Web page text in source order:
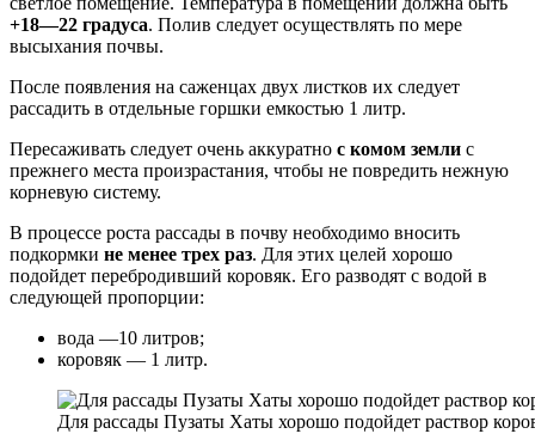
+18—22 градуса. Полив следует осуществлять по мере
высыхания почвы.
После появления на саженцах двух листков их следует
рассадить в отдельные горшки емкостью 1 литр.
Пересаживать следует очень аккуратно с комом земли с
прежнего места произрастания, чтобы не повредить нежную
корневую систему.
В процессе роста рассады в почву необходимо вносить
подкормки не менее трех раз. Для этих целей хорошо
подойдет перебродивший коровяк. Его разводят с водой в
следующей пропорции:
вода —10 литров;
коровяк — 1 литр.
Для рассады Пузаты Хаты хорошо подойдет раствор